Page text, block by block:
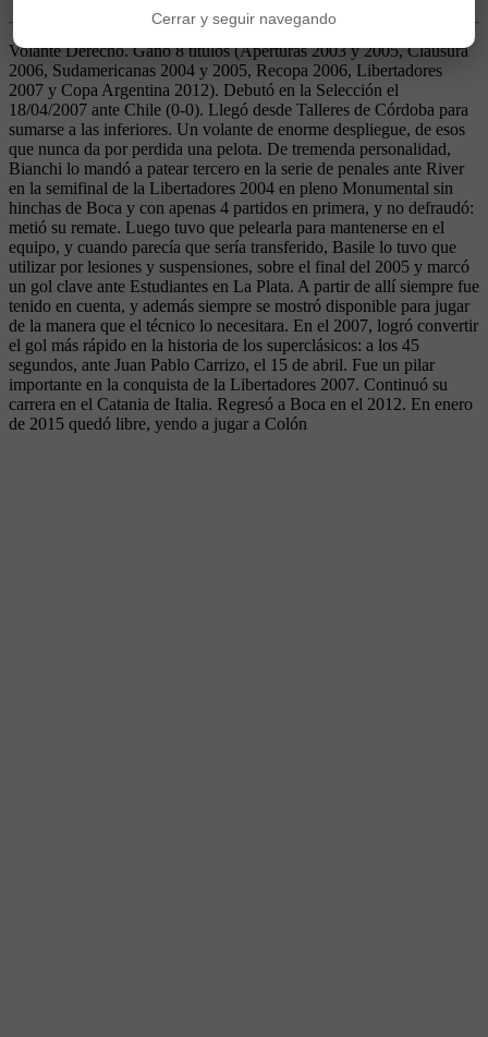
Volante Derecho. Ganó 8 títulos (Aperturas 2003 y 2005, Clausura
2006, Sudamericanas 2004 y 2005, Recopa 2006, Libertadores
2007 y Copa Argentina 2012). Debutó en la Selección el
18/04/2007 ante Chile (0-0). Llegó desde Talleres de Córdoba para
sumarse a las inferiores. Un volante de enorme despliegue, de esos
que nunca da por perdida una pelota. De tremenda personalidad,
Bianchi lo mandó a patear tercero en la serie de penales ante River
en la semifinal de la Libertadores 2004 en pleno Monumental sin
hinchas de Boca y con apenas 4 partidos en primera, y no defraudó:
metió su remate. Luego tuvo que pelearla para mantenerse en el
equipo, y cuando parecía que sería transferido, Basile lo tuvo que
utilizar por lesiones y suspensiones, sobre el final del 2005 y marcó
un gol clave ante Estudiantes en La Plata. A partir de allí siempre fue
tenido en cuenta, y además siempre se mostró disponible para jugar
de la manera que el técnico lo necesitara. En el 2007, logró convertir
el gol más rápido en la historia de los superclásicos: a los 45
segundos, ante Juan Pablo Carrizo, el 15 de abril. Fue un pilar
importante en la conquista de la Libertadores 2007. Continuó su
carrera en el Catania de Italia. Regresó a Boca en el 2012. En enero
de 2015 quedó libre, yendo a jugar a Colón
Cerrar y seguir navegando